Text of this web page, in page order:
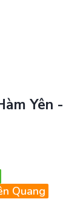
Yên -
Quang